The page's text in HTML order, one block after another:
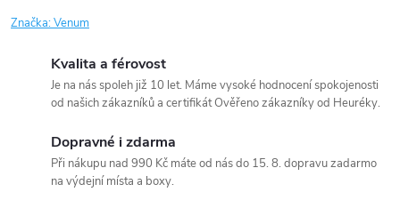
Značka:Venum
Kvalita a férovost
Je na nás spoleh již 10 let. Máme vysoké hodnocení spokojenosti
od našich zákazníků a certifikát Ověřeno zákazníky od Heuréky.
Dopravné i zdarma
Při nákupu nad 990 Kč máte od nás do 15. 8. dopravu zadarmo
na výdejní místa a boxy.